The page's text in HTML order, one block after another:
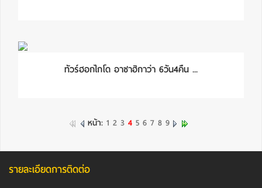
ทัวร์ฮอกไกโด อาซาฮิกาว่า 6วัน4คืน ...
หน้า: 1 2 3 4 5 6 7 8 9
รายละเอียดการติดต่อ